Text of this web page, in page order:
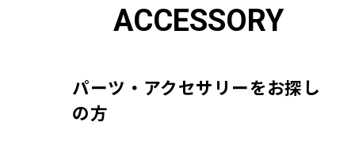
ACCESSORY
パーツ・アクセサリーをお探し
の方